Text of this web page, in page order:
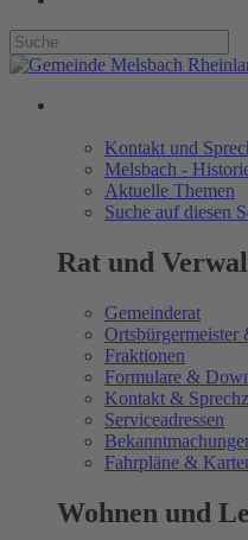
Kontakt und
Melsbach -
Aktuelle Themen
Suche auf diesen
Rat und
Gemeinderat
Ortsbürgermeister
Fraktionen
Formulare &
Kontakt &
Serviceadressen
Fahrpläne &
Wohnen und